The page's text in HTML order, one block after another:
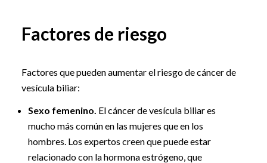
Factores de riesgo
Factores que pueden aumentar el riesgo de cáncer de
vesícula biliar:
Sexo femenino. El cáncer de vesícula biliar es
mucho más común en las mujeres que en los
hombres. Los expertos creen que puede estar
relacionado con la hormona estrógeno, que